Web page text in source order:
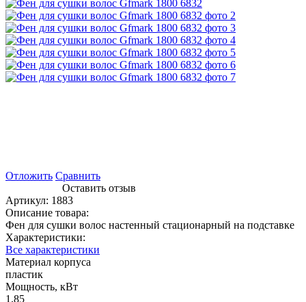
Отложить Сравнить
Оставить отзыв
Артикул: 1883
Описание товара:
Фен для сушки волос настенный стационарный на подставке
Характеристики:
Все характеристики
Материал корпуса
пластик
Мощность, кВт
1.85